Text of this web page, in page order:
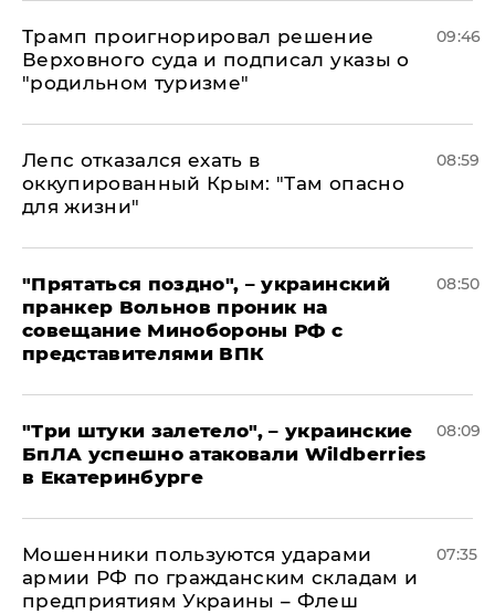
Трамп проигнорировал решение
Верховного суда и подписал указы о
"родильном туризме"
09:46
Лепс отказался ехать в
оккупированный Крым: "Там опасно
для жизни"
08:59
"Прятаться поздно", – украинский
пранкер Вольнов проник на
совещание Минобороны РФ с
представителями ВПК
08:50
"Три штуки залетело", – украинские
БпЛА успешно атаковали Wildberries
в Екатеринбурге
08:09
Мошенники пользуются ударами
армии РФ по гражданским складам и
предприятиям Украины – Флеш
07:35